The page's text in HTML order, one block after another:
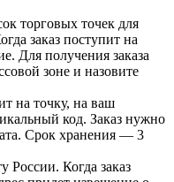
торговых точек для
заказ поступит на
Для получения заказа
зоне и назовите
на точку, на ваш
код. Заказ нужно
Срок хранения — 3
России. Когда заказ